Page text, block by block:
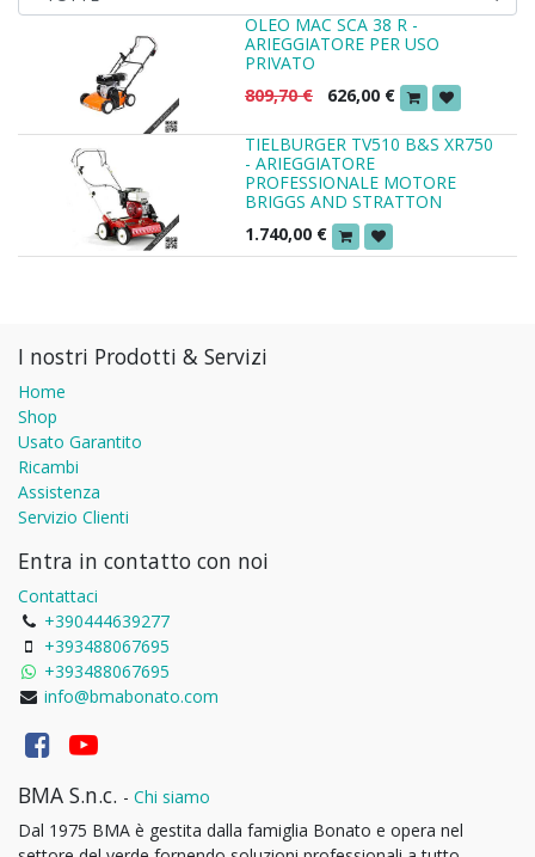
OLEO MAC SCA 38 R -
ARIEGGIATORE PER USO
PRIVATO
809,70€ 626,00 €
TIELBURGER TV510 B&S XR750
- ARIEGGIATORE
PROFESSIONALE MOTORE
BRIGGS AND STRATTON
1.740,00 €
I nostri Prodotti & Servizi
Home
Shop
Usato Garantito
Ricambi
Assistenza
Servizio Clienti
Entra in contatto con noi
Contattaci
+390444639277
+393488067695
+393488067695
info@bmabonato.com
BMA S.n.c. - Chi siamo
Dal 1975 BMA è gestita dalla famiglia Bonato e opera nel